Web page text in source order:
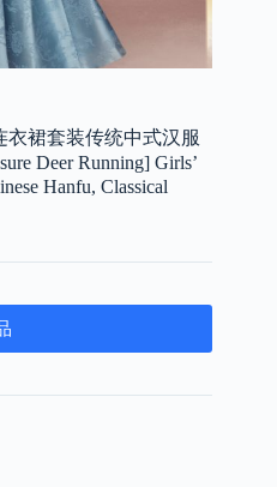
衣裙套装传统中式汉服
Deer Running] Girls’
Hanfu, Classical